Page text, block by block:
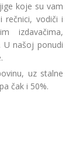
koje su vam
rečnici, vodiči i
izdavačima,
U našoj ponudi
uz stalne
čak i 50%.